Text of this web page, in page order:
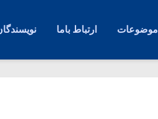
موضوعات ارتباط باما